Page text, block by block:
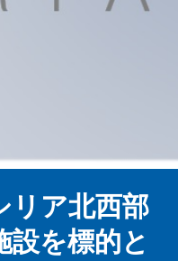
リア北西部
設を標的と